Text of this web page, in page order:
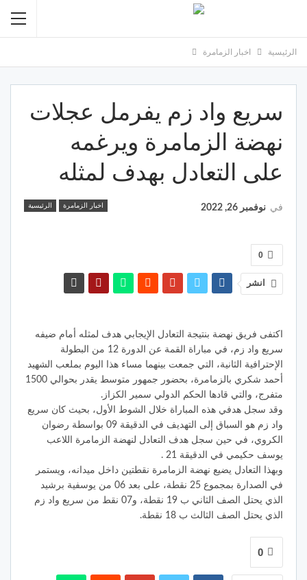
الرئيسية اخبار الزمامرة
سريع واد زم يفرمل عجلات
نهضة الزمامرة ويرغمه
على التعادل بهدف لمثله
اخبار الزمامرة الرئيسية في نوفمبر 26, 2022
0
انشر
اكتفى فريق نهضة بنتيجة التعادل الإيجابي هدف لمثله أمام ضيفه
سريع واد زم، في مباراة القمة عن الدورة 12 من البطولة
الإحترافية الثانية، التي جمعت بينهما مساء هذا اليوم بملعب الشهيد
أحمد شكري بالزمامرة، بحضور جمهور متوسط يقدر بحوالي 1500
متفرج، والتي قادها الحكم الدولي سمير الكزاز.
وقد سجل هدفي هذه المباراة خلال الشوط الأول، بحيث كان سريع
واد زم هو السباق إلى التهديف في الدقيقة 09 بواسطة رضوان
الكروي، في حين سجل هدف التعادل لنهضة الزمامرة اللاعب
يوسف حكيمي في الدقيقة 21 .
وبهذا التعادل يضيع نهضة الزمامرة نقطتين داخل ميدانه، ويستمر
في الصدارة بمجموع 25 نقطة، على بعد 06 من يوسفية برشيد
الذي يحتل الصف الثاني ب 19 نقطة، و07 نقط من سريع واد زم
الذي يحتل الصف الثالث ب 18 نقطة.
0